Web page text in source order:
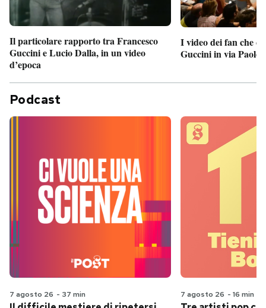
Il particolare rapporto tra Francesco
Guccini e Lucio Dalla, in un video
d’epoca
I video dei fan che
Guccini in via Paolo
Podcast
7 agosto 26 - 37 min 7 agosto 26 - 16 min